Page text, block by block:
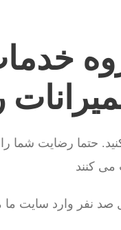
کنید. حتما رضایت
می کنند
صد نفر وارد سایت